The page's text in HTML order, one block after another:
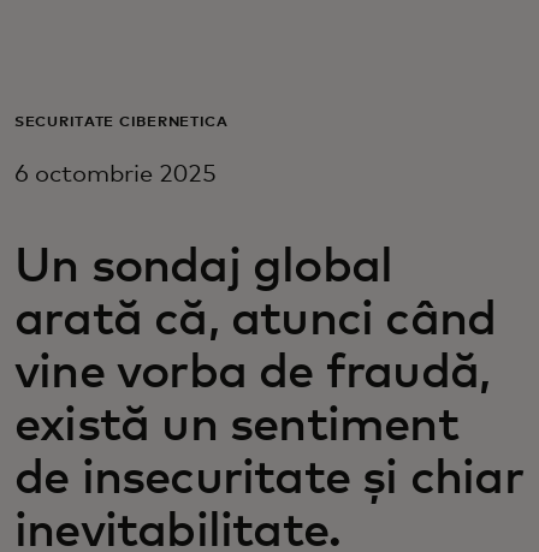
Pentru companii
Pentru inovatori
Știri și tendințe
SECURITATE CIBERNETICĂ
6 octombrie 2025
Un sondaj global
arată că, atunci când
vine vorba de fraudă,
există un sentiment
de insecuritate și chiar
inevitabilitate.